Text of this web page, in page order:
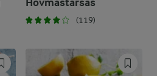
Hovmästarsås
(119)